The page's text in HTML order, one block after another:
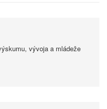
vývoja a mládeže